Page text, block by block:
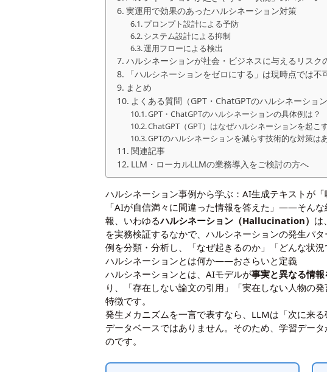
実運用で効果のあったハルシネーション対策
プロンプト設計による予防
システム設計による抑制
運用フローによる検出
ハルシネーションが社会・ビジネスに与えるリスク
「ハルシネーションをゼロにする」は現時点では不
まとめ
よくある質問（GPT・ChatGPTのハルシネーション
GPT・ChatGPTのハルシネーションの具体例は？
ChatGPT（GPT）はなぜハルシネーションを起こ
GPTのハルシネーションを減らす技術的な対策は
関連記事
LLM・ローカルLLMの業務導入をご検討の方へ
ハルシネーション事例から学ぶ：AI生成テキストが
「AIが自信満々に間違った情報を答えた」——そん
報、いわゆるハルシネーション（Hallucination） は
を実務検証するなかで、ハルシネーションの発生パ
例を分類・分析し、「なぜ起きるのか」「どんな状
ハルシネーションとは何か——おさらいと定義
ハルシネーションとは、AIモデルが事実と異なる情
り、「存在しない論文の引用」「実在しない人物の
特徴です。
発生メカニズムを一言で表すなら、LLMは「次に来
データベースではありません。そのため、学習デー
のです。